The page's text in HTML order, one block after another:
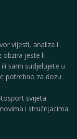
vijesti, analiza i
obzira jeste li
sami sudjelujete u
potrebno za dozu
svijeta.
i stručnjacima.